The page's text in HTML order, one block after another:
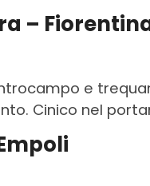
–
e
Cinico nel